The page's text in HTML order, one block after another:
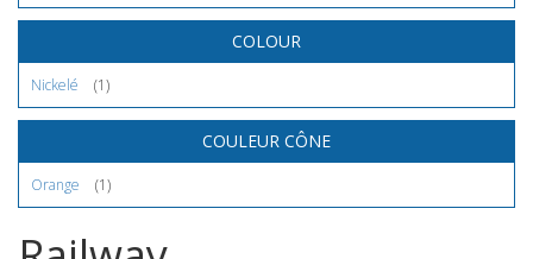
COLOUR
Nickelé (1)
COULEUR CÔNE
Orange (1)